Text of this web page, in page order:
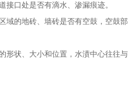
接口处是否有滴水、渗漏痕迹。​
域的地砖、墙砖是否有空鼓，空鼓部
形状、大小和位置，水渍中心往往与